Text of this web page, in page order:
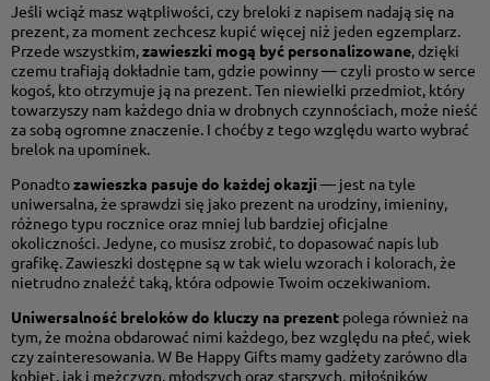
Jeśli wciąż masz wątpliwości, czy breloki z napisem nadają się na
prezent, za moment zechcesz kupić więcej niż jeden egzemplarz.
Przede wszystkim,zawieszki mogą być personalizowane, dzięki
czemu trafiają dokładnie tam, gdzie powinny — czyli prosto w serce
kogoś, kto otrzymuje ją na prezent. Ten niewielki przedmiot, który
towarzyszy nam każdego dnia w drobnych czynnościach, może nieść
za sobą ogromne znaczenie. I choćby z tego względu warto wybrać
brelok na upominek.
Ponadtozawieszka pasuje do każdej okazji — jest na tyle
uniwersalna, że sprawdzi się jako prezent na urodziny, imieniny,
różnego typu rocznice oraz mniej lub bardziej oficjalne
okoliczności. Jedyne, co musisz zrobić, to dopasować napis lub
grafikę. Zawieszki dostępne są w tak wielu wzorach i kolorach, że
nietrudno znaleźć taką, która odpowie Twoim oczekiwaniom.
Uniwersalność breloków do kluczy na prezent polega również na
tym, że można obdarować nimi każdego, bez względu na płeć, wiek
czy zainteresowania. W Be Happy Gifts mamy gadżety zarówno dla
kobiet, jak i mężczyzn, młodszych oraz starszych, miłośników